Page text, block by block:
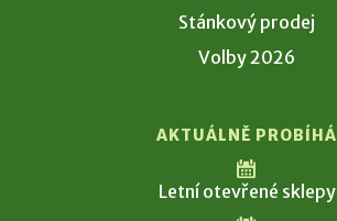
Stánkový prodej
Volby 2026
AKTUÁLNĚ PROBÍHÁ
Letní otevřené sklepy